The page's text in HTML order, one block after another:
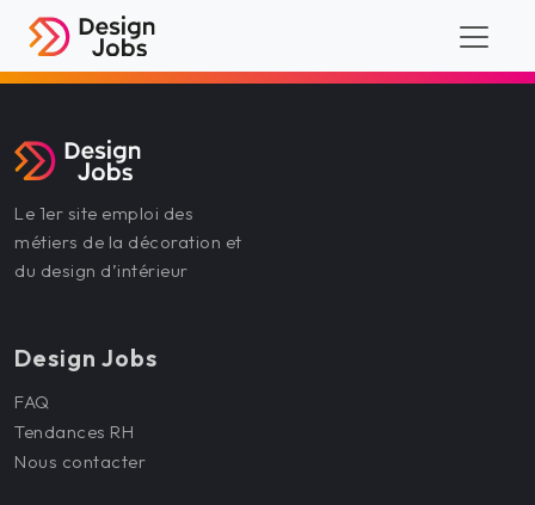
Le 1er site emploi des
métiers de la décoration et
du design d’intérieur
Design Jobs
FAQ
Tendances RH
Nous contacter